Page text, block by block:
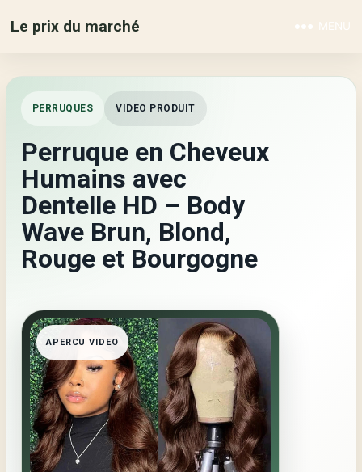
Le prix du marché MENU
PERRUQUES VIDEO PRODUIT
Perruque en Cheveux
Humains avec
Dentelle HD – Body
Wave Brun, Blond,
Rouge et Bourgogne
APERCU VIDEO